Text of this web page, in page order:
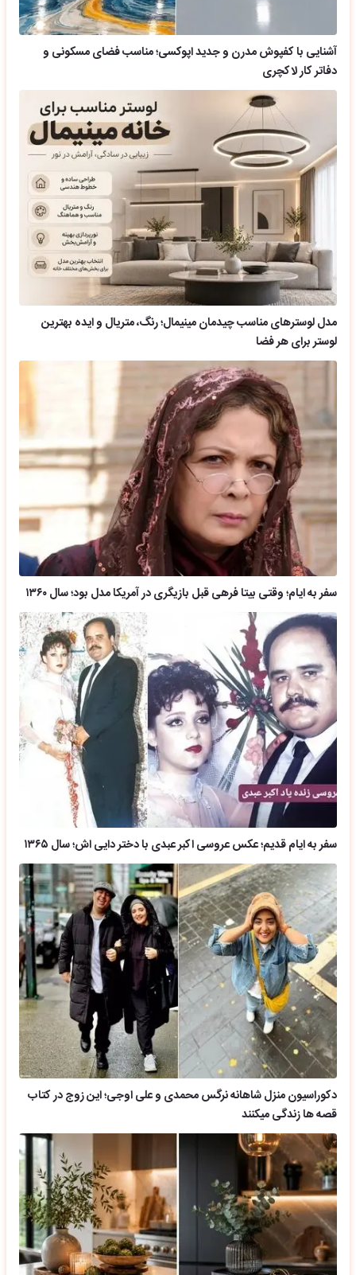
آشنایی با کفپوش مدرن و جدید اپوکسی؛ مناسب فضای مسکونی و
دفاتر کار لاکچری
مدل لوسترهای مناسب چیدمان مینیمال؛ رنگ، متریال و ایده بهترین
لوستر برای هر فضا
سفر به ایام؛ وقتی بیتا فرهی قبل بازیگری در آمریکا مدل بود؛ سال ۱۳۶۰
سفر به ایام قدیم؛ عکس عروسی اکبر عبدی با دختر دایی اش؛ سال ۱۳۶۵
دکوراسیون منزل شاهانه نرگس محمدی و علی اوجی؛ این زوج در کتاب
قصه ها زندگی میکنند